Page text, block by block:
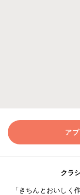
ア
クラ
「きちんとおいしく